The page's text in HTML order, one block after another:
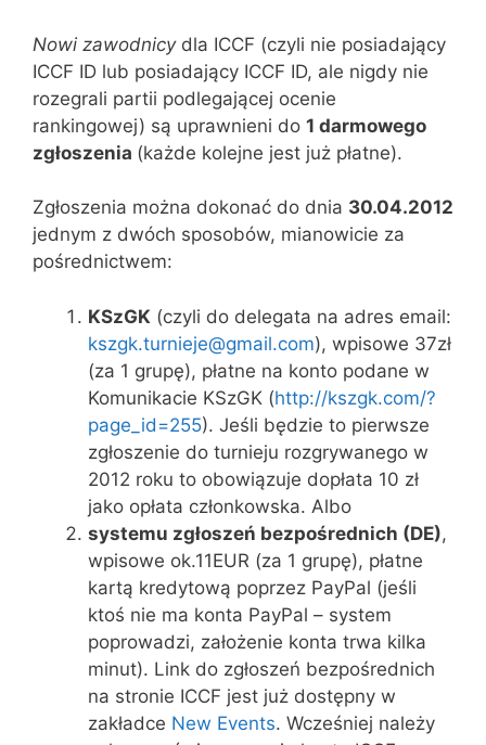
Nowi zawodnicy dla ICCF (czyli nie posiadający
ICCF ID lub posiadający ICCF ID, ale nigdy nie
rozegrali partii podlegającej ocenie
rankingowej) są uprawnieni do 1 darmowego
zgłoszenia (każde kolejne jest już płatne).
Zgłoszenia można dokonać do dnia 30.04.2012
jednym z dwóch sposobów, mianowicie za
pośrednictwem:
KSzGK (czyli do delegata na adres email:
kszgk.turnieje@gmail.com), wpisowe 37zł
(za 1 grupę), płatne na konto podane w
Komunikacie KSzGK (http://kszgk.com/?
page_id=255). Jeśli będzie to pierwsze
zgłoszenie do turnieju rozgrywanego w
2012 roku to obowiązuje dopłata 10 zł
jako opłata członkowska. Albo
systemu zgłoszeń bezpośrednich (DE),
wpisowe ok.11EUR (za 1 grupę), płatne
kartą kredytową poprzez PayPal (jeśli
ktoś nie ma konta PayPal – system
poprowadzi, założenie konta trwa kilka
minut). Link do zgłoszeń bezpośrednich
na stronie ICCF jest już dostępny w
zakładce New Events. Wcześniej należy